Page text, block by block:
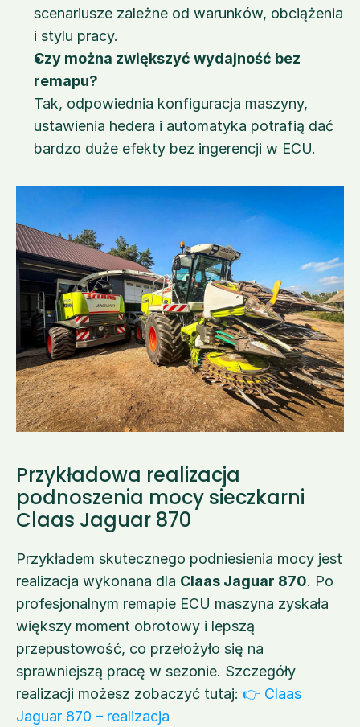
scenariusze zależne od warunków, obciążenia
i stylu pracy.
Czy można zwiększyć wydajność bez
remapu?
Tak, odpowiednia konfiguracja maszyny,
ustawienia hedera i automatyka potrafią dać
bardzo duże efekty bez ingerencji w ECU.
Przykładowa realizacja
podnoszenia mocy sieczkarni
Claas Jaguar 870
Przykładem skutecznego podniesienia mocy jest
realizacja wykonana dla Claas Jaguar 870. Po
profesjonalnym remapie ECU maszyna zyskała
większy moment obrotowy i lepszą
przepustowość, co przełożyło się na
sprawniejszą pracę w sezonie. Szczegóły
realizacji możesz zobaczyć tutaj: 👉 Claas
Jaguar 870 – realizacja